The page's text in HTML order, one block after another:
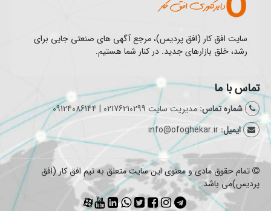
سایت افق کار (افق پردیس)، مرجع آگهی های صنعتی جایی برای
رشد، خلق بازارهای جدید. در کنار شما هستیم.
تماس با ما
شماره تماس:مدیریت سایت 02176210299 | 09124086144
ایمیل:info@ofoghekar.ir
تمام حقوق مادی و معنوی این سایت متعلق به تیم افق کار (افق
پردیس)می باشد.